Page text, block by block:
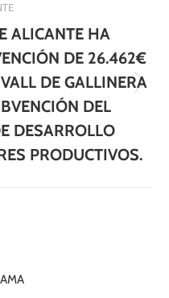
ALICANTE HA
DE 26.462€
DE GALLINERA
DEL
DESARROLLO
PRODUCTIVOS.